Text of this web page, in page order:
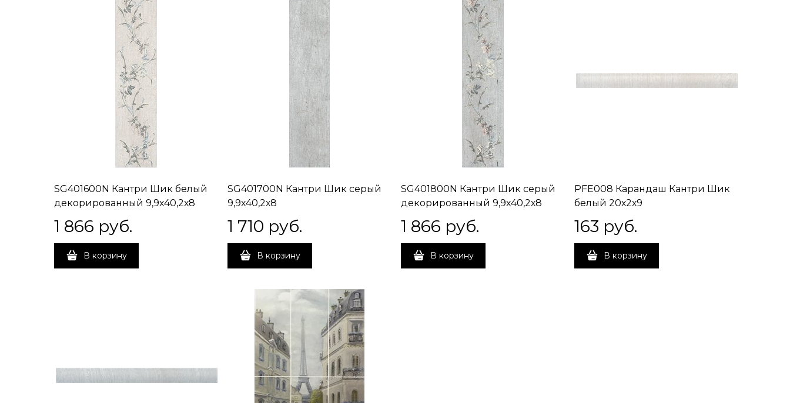
SG401600N Кантри Шик белый
декорированный 9,9х40,2х8
1 866 руб.
В корзину
SG401700N Кантри Шик серый
9,9х40,2х8
1 710 руб.
В корзину
SG401800N Кантри Шик серый
декорированный 9,9х40,2х8
1 866 руб.
В корзину
PFE008 Карандаш Кантри Шик
белый 20х2х9
163 руб.
В корзину